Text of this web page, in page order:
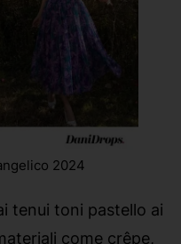
2024
tenui toni pastello ai
come crêpe,